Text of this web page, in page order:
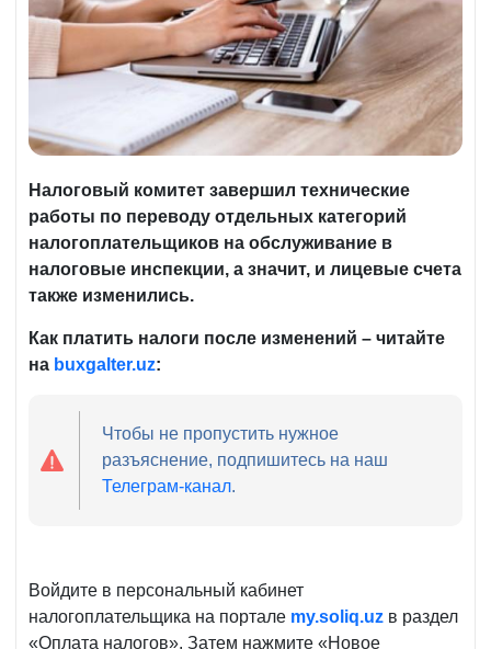
Налоговый комитет завершил технические
работы по переводу отдельных категорий
налогоплательщиков на обслуживание в
налоговые инспекции, а значит, и лицевые счета
также изменились.
Как платить налоги после изменений – читайте
на buxgalter.uz:
Чтобы не пропустить нужное
разъяснение, подпишитесь на наш
Телеграм-канал.
Войдите в персональный кабинет
налогоплательщика на портале my.soliq.uz в раздел
«Оплата налогов». Затем нажмите «Новое